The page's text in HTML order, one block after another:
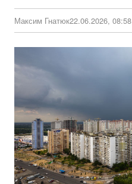
Максим Гнатюк22.06.2026, 08:58